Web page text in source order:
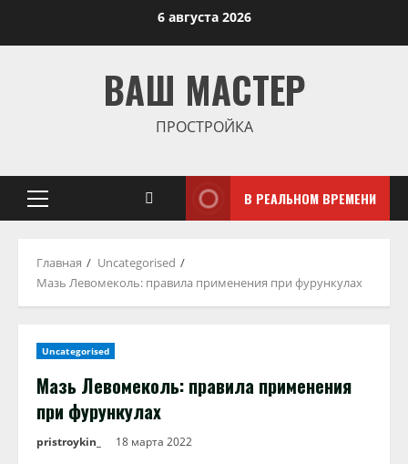
6 августа 2026
ВАШ МАСТЕР
ПРОСТРОЙКА
Основное
В РЕАЛЬНОМ ВРЕМЕНИ
Главная
Uncategorised
Мазь Левомеколь: правила применения при фурункулах
Uncategorised
Мазь Левомеколь: правила применения
при фурункулах
pristroykin_ 18 марта 2022